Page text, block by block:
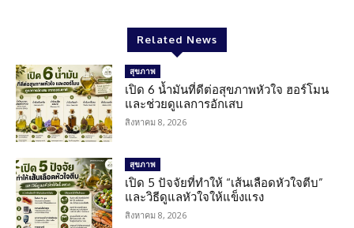
Related News
สุขภาพ
เปิด 6 น้ำมันที่ดีต่อสุขภาพหัวใจ ฮอร์โมน
และช่วยดูแลการอักเสบ
สิงหาคม 8, 2026
สุขภาพ
เปิด 5 ปัจจัยที่ทำให้ “เส้นเลือดหัวใจตีบ”
และวิธีดูแลหัวใจให้แข็งแรง
สิงหาคม 8, 2026